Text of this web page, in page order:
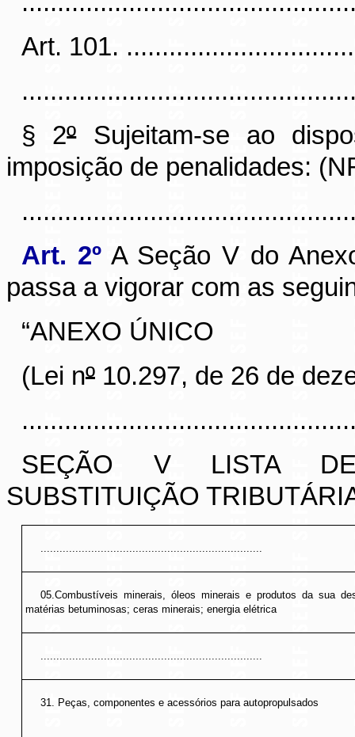
Art. 101.
§ 2ºSujeitam-se ao
imposição de penalidades:
Art. 2ºA Seção V do
passa a vigorar com as
“ANEXO ÚNICO
(Lei nº10.297, de 26 de
SEÇÃO V LISTA
SUBSTITUIÇÃO
05.Combustíveis minerais, óleos minerais e produtos da sua
matérias betuminosas; ceras minerais; energia elétrica
31. Peças, componentes e acessórios para autopropulsados